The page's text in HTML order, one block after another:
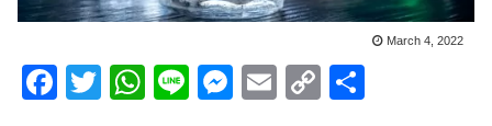
March 4, 2022
F
T
W
Li
M
E
C